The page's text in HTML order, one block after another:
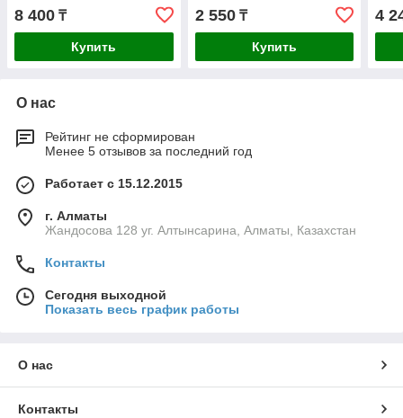
8 400 ₸
Купить
2 550₸
Купить
4
О нас
Рейтинг не сформирован
Менее 5 отзывов за последний год
Работает с 15.12.2015
г. Алматы
Жандосова 128 уг. Алтынсарина, Алматы, Казахстан
Контакты
Сегодня выходной
Показать весь график работы
О нас
Контакты